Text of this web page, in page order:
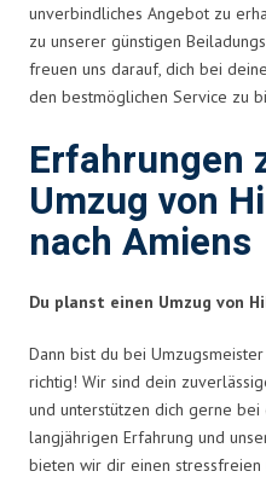
unverbindliches Angebot zu
zu unserer günstigen
freuen uns darauf, dich bei
den bestmöglichen Service zu
Erfahrungen
Umzug von
nach Amiens
Du planst einen Umzug von
Dann bist du bei
richtig! Wir sind dein
und unterstützen dich gerne
langjährigen Erfahrung und
bieten wir dir einen